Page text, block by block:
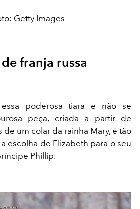
Getty Images
franja russa
poderosa tiara e não se
peça, criada a partir de
de um colar da rainha Mary, é tão
escolha de Elizabeth para o seu
Phillip.